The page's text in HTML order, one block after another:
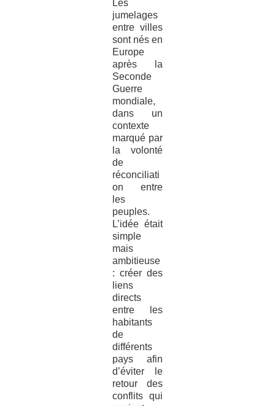
Les
jumelages
entre villes
sont nés en
Europe
après la
Seconde
Guerre
mondiale,
dans un
contexte
marqué par
la volonté
de
réconciliati
on entre
les
peuples.
L’idée était
simple
mais
ambitieuse
: créer des
liens
directs
entre les
habitants
de
différents
pays afin
d’éviter le
retour des
conflits qui